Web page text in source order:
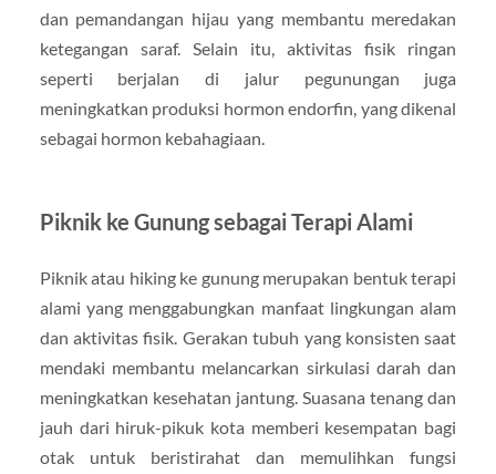
dan pemandangan hijau yang membantu meredakan
ketegangan saraf. Selain itu, aktivitas fisik ringan
seperti berjalan di jalur pegunungan juga
meningkatkan produksi hormon endorfin, yang dikenal
sebagai hormon kebahagiaan.
Piknik ke Gunung sebagai Terapi Alami
Piknik atau hiking ke gunung merupakan bentuk terapi
alami yang menggabungkan manfaat lingkungan alam
dan aktivitas fisik. Gerakan tubuh yang konsisten saat
mendaki membantu melancarkan sirkulasi darah dan
meningkatkan kesehatan jantung. Suasana tenang dan
jauh dari hiruk-pikuk kota memberi kesempatan bagi
otak untuk beristirahat dan memulihkan fungsi